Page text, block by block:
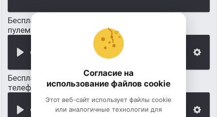
Бесплатный звуковой эффект: стрельба из
пулемета (на телефон)
Бесплатный звуковой эффект: офисный
телефонный аппарат
Согласие на
использование файлов cookie
Этот веб-сайт использует файлы cookie
или аналогичные технологии для